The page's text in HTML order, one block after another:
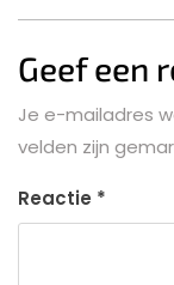
Geef een
Je e-mailadres
velden zijn
Reactie *